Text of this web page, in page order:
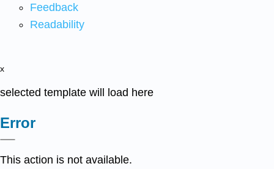
Feedback
Readability
x
selected template will load here
Error
This action is not available.